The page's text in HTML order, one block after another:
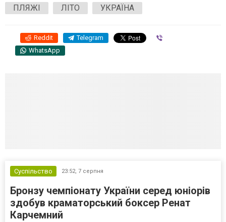
ПЛЯЖІ
ЛІТО УКРАЇНА
Reddit Telegram
WhatsApp
Суспільство 23:52, 7 серпня
Бронзу чемпіонату України серед юніорів
здобув краматорський боксер Ренат
Карчемний